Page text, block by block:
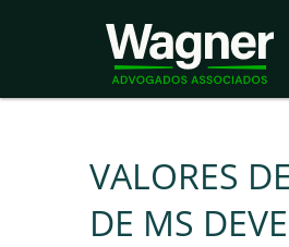
VALORES
DE MS